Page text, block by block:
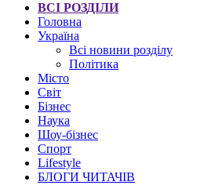
ВСІ РОЗДІЛИ
Головна
Україна
Всі новини розділу
Політика
Місто
Світ
Бізнес
Наука
Шоу-бізнес
Спорт
Lifestyle
БЛОГИ ЧИТАЧІВ